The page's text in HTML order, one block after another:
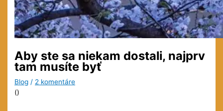
Aby ste sa niekam dostali, najprv
tam musíte byť
Blog / 2 komentáre
()